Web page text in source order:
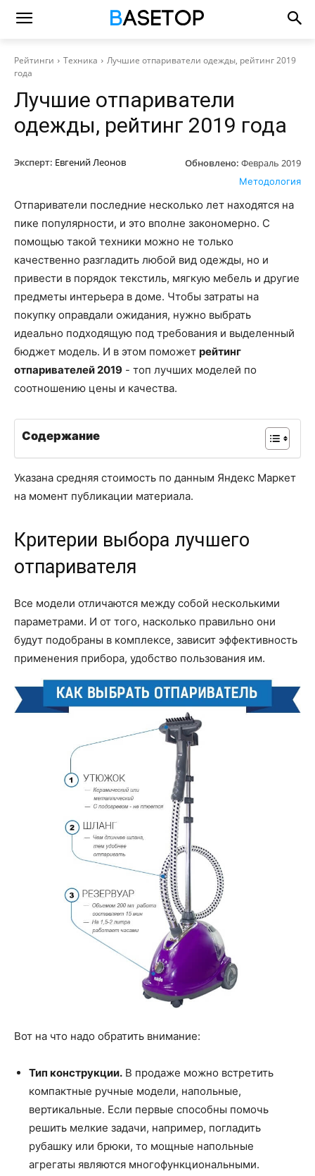
Рейтинги Техника
Лучшие отпариватели одежды, рейтинг 2019
года
Лучшие отпариватели
одежды, рейтинг 2019 года
Эксперт: Евгений Леонов Обновлено: Февраль 2019
Методология
Отпариватели последние несколько лет находятся на
пике популярности, и это вполне закономерно. С
помощью такой техники можно не только
качественно разгладить любой вид одежды, но и
привести в порядок текстиль, мягкую мебель и другие
предметы интерьера в доме. Чтобы затраты на
покупку оправдали ожидания, нужно выбрать
идеально подходящую под требования и выделенный
бюджет модель. И в этом поможет рейтинг
отпаривателей 2019 - топ лучших моделей по
соотношению цены и качества.
Содержание
Указана средняя стоимость по данным Яндекс Маркет
на момент публикации материала.
Критерии выбора лучшего
отпаривателя
Все модели отличаются между собой несколькими
параметрами. И от того, насколько правильно они
будут подобраны в комплексе, зависит эффективность
применения прибора, удобство пользования им.
Вот на что надо обратить внимание:
Тип конструкции. В продаже можно встретить
компактные ручные модели, напольные,
вертикальные. Если первые способны помочь
решить мелкие задачи, например, погладить
рубашку или брюки, то мощные напольные
агрегаты являются многофункциональными.